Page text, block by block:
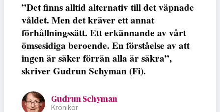
”Det finns alltid alternativ till det väpnade
våldet. Men det kräver ett annat
förhållningssätt. Ett erkännande av vårt
ömsesidiga beroende. En förståelse av att
ingen är säker förrän alla är säkra”,
skriver Gudrun Schyman (Fi).
Gudrun Schyman
Krönikör